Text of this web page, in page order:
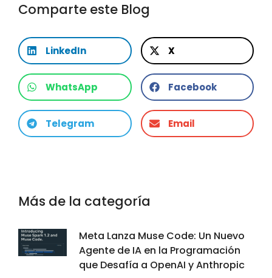
Comparte este Blog
LinkedIn X
WhatsApp Facebook
Telegram Email
Más de la categoría
Meta Lanza Muse Code: Un Nuevo
Agente de IA en la Programación
que Desafía a OpenAI y Anthropic